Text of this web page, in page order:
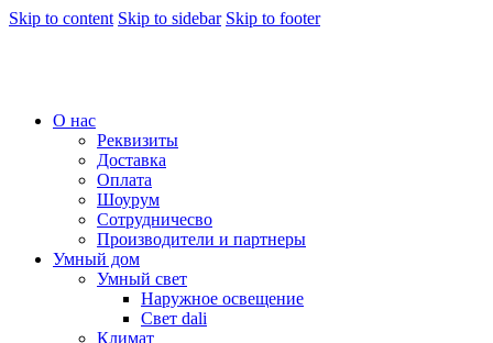
Skip to content Skip to sidebar Skip to footer
О нас
Реквизиты
Доставка
Оплата
Шоурум
Сотрудничесво
Производители и партнеры
Умный дом
Умный свет
Наружное освещение
Свет dali
Климат